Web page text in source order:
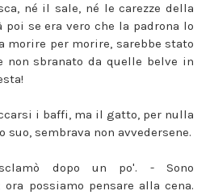
né il sale, né le carezze della
poi se era vero che la padrona lo
morire per morire, sarebbe stato
non sbranato da quelle belve in
i baffi, ma il gatto, per nulla
sembrava non avvedersene.
dopo un po'. - Sono
possiamo pensare alla cena.